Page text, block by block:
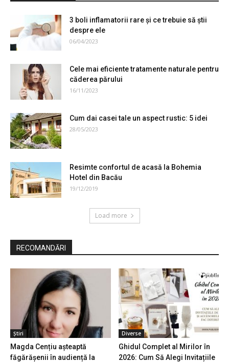
3 boli inflamatorii rare și ce trebuie să știi
despre ele
06/04/2023
Cele mai eficiente tratamente naturale pentru
căderea părului
16/11/2023
Cum dai casei tale un aspect rustic: 5 idei
28/05/2023
Resimte confortul de acasă la Bohemia
Hotel din Bacău
19/12/2019
Load more
RECOMANDĂRI
Știri
Magda Cențiu așteaptă
făgărășenii în audiență la
Diverse
Ghidul Complet al Mirilor în
2026: Cum Să Alegi Invitațiile